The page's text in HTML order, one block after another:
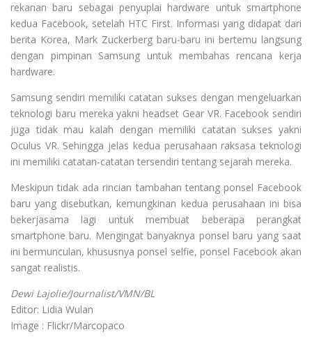
rekanan baru sebagai penyuplai hardware untuk smartphone
kedua Facebook, setelah HTC First. Informasi yang didapat dari
berita Korea, Mark Zuckerberg baru-baru ini bertemu langsung
dengan pimpinan Samsung untuk membahas rencana kerja
hardware.
Samsung sendiri memiliki catatan sukses dengan mengeluarkan
teknologi baru mereka yakni headset Gear VR. Facebook sendiri
juga tidak mau kalah dengan memiliki catatan sukses yakni
Oculus VR. Sehingga jelas kedua perusahaan raksasa teknologi
ini memiliki catatan-catatan tersendiri tentang sejarah mereka.
Meskipun tidak ada rincian tambahan tentang ponsel Facebook
baru yang disebutkan, kemungkinan kedua perusahaan ini bisa
bekerjasama lagi untuk membuat beberapa perangkat
smartphone baru. Mengingat banyaknya ponsel baru yang saat
ini bermunculan, khususnya ponsel selfie, ponsel Facebook akan
sangat realistis.
Dewi Lajolie/Journalist/VMN/BL
Editor: Lidia Wulan
Image : Flickr/Marcopaco